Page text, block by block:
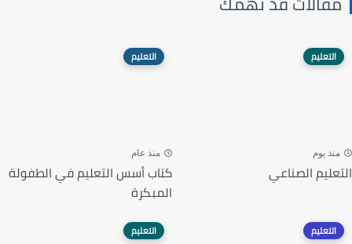
التعليم
منذ يوم
التعليم الصناعي
التعليم
منذ عام
كتاب أسس التعليم في الطفولة
المبكرة
التعليم التعليم